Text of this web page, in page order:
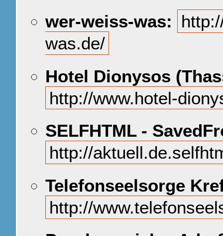
wer-weiss-was:
was.de/
Hotel Dionysos
http://www.hotel-
SELFHTML -
http://
Telefonseelsorge
http://